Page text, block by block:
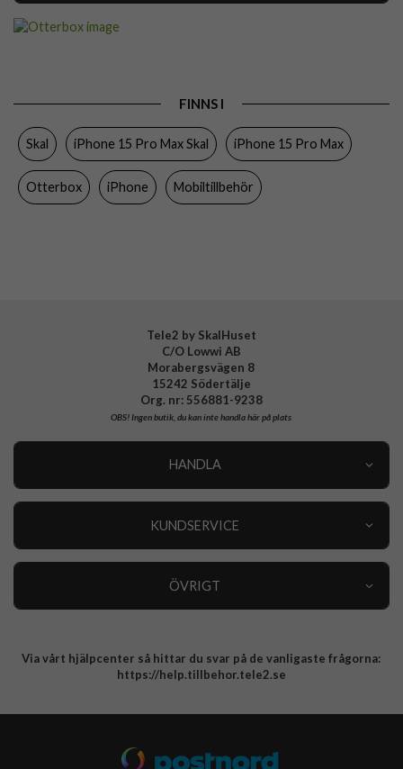
Färg Genomskinlig
Material Gummi, Hårdplast (PC)
Varumärke
FINNS I
Skal iPhone 15 Pro Max Skal iPhone 15 Pro Max
Otterbox iPhone Mobiltillbehör
Tele2 by SkalHuset
C/O Lowwi AB
Morabergsvägen 8
15242 Södertälje
Org. nr: 556881-9238
OBS!Ingen butik, du kan inte handla här på plats
HANDLA
KUNDSERVICE
ÖVRIGT
Integritetspolicy
Via vårt hjälpcenter så hittar du svar på de vanligaste frågorna:
https://help.tillbehor.tele2.se